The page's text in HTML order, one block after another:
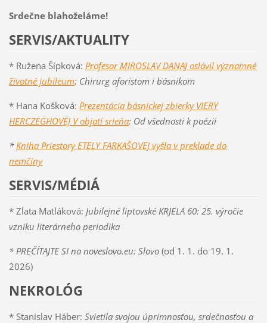
Srdečne blahoželáme!
SERVIS/AKTUALITY
* Ružena Šípková: Profesor MIROSLAV DANAJ oslávil významné
životné jubileum: Chirurg aforistom i básnikom
* Hana Košková: Prezentácia básnickej zbierky VIERY
HERCZEGHOVEJ V objatí srieňa: Od všednosti k poézii
*Kniha Priestory ETELY FARKAŠOVEJ vyšla v preklade do
nemčiny
SERVIS/MÉDIÁ
* Zlata Matláková: Jubilejné liptovské KRJELA 60: 25. výročie
vzniku literárneho periodika
* PREČÍTAJTE SI na noveslovo.eu: Slovo (od 1. 1. do 19. 1.
2026)
NEKROLÓG
* Stanislav Háber: Svietila svojou úprimnosťou, srdečnosťou a